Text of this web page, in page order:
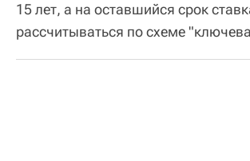
15 лет, а на оставшийся срок
рассчитываться по схеме